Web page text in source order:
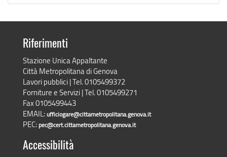
Riferimenti
Stazione Unica Appaltante
Città Metropolitana di Genova
Lavori pubblici | Tel. 0105499372
Forniture e Servizi | Tel. 0105499271
Fax 0105499443
EMAIL:ufficiogare@cittametropolitana.genova.it
PEC:pec@cert.cittametropolitana.genova.it
Accessibilità